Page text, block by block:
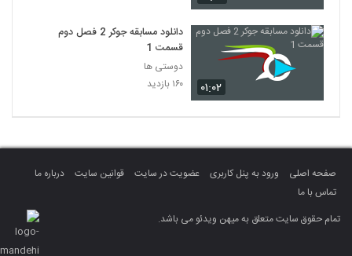
۰۱:۰۲
دانلود مسابقه جوکر 2 فصل دوم
قسمت 1
دوستی ها
۱۶۰ بازدید
صفحه اصلی ورود به پنل کاربری عضویت در سایت قوانین سایت
درباره ما
تماس با ما
تمام حقوق سایت متعلق به میهن ویدئو می باشد.